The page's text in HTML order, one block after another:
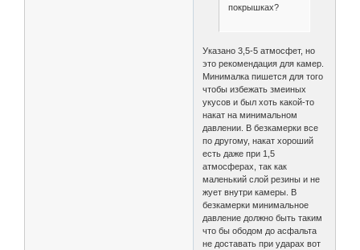
покрышках?
Указано 3,5-5 атмосфет, но
это рекомендация для камер.
Минималка пишется для того
чтобы избежать змеиных
укусов и был хоть какой-то
накат на минимальном
давлении. В безкамерки все
по другому, накат хороший
есть даже при 1,5
атмосферах, так как
маленький слой резины и не
жует внутри камеры. В
безкамерки минимальное
давление должно быть таким
что бы ободом до асфальта
не доставать при ударах вот